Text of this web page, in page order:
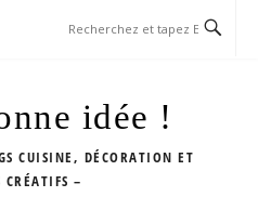
idée !
CUISINE, DÉCORATION ET
CRÉATIFS –